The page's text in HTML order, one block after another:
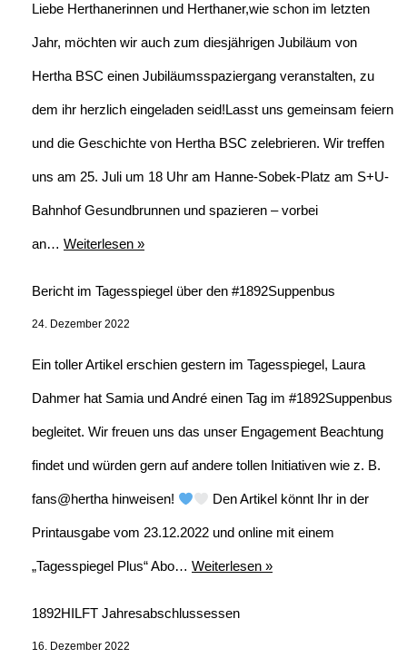
Liebe Herthanerinnen und Herthaner,wie schon im letzten
Jahr, möchten wir auch zum diesjährigen Jubiläum von
Hertha BSC einen Jubiläumsspaziergang veranstalten, zu
dem ihr herzlich eingeladen seid!Lasst uns gemeinsam feiern
und die Geschichte von Hertha BSC zelebrieren. Wir treffen
uns am 25. Juli um 18 Uhr am Hanne-Sobek-Platz am S+U-
Bahnhof Gesundbrunnen und spazieren – vorbei
an… Weiterlesen »
Bericht im Tagesspiegel über den #1892Suppenbus
24. Dezember 2022
Ein toller Artikel erschien gestern im Tagesspiegel, Laura
Dahmer hat Samia und André einen Tag im #1892Suppenbus
begleitet. Wir freuen uns das unser Engagement Beachtung
findet und würden gern auf andere tollen Initiativen wie z. B.
fans@hertha hinweisen! Den Artikel könnt Ihr in der
Printausgabe vom 23.12.2022 und online mit einem
„Tagesspiegel Plus“ Abo… Weiterlesen »
1892HILFT Jahresabschlussessen
16. Dezember 2022